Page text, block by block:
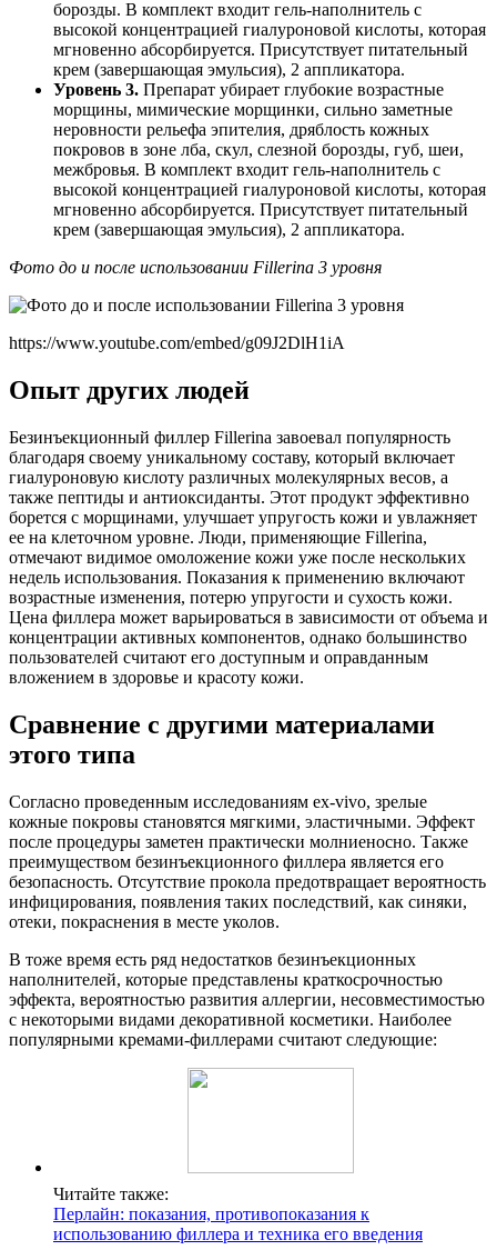
борозды. В комплект входит гель-наполнитель с
высокой концентрацией гиалуроновой кислоты, которая
мгновенно абсорбируется. Присутствует питательный
крем (завершающая эмульсия), 2 аппликатора.
Уровень 3. Препарат убирает глубокие возрастные
морщины, мимические морщинки, сильно заметные
неровности рельефа эпителия, дряблость кожных
покровов в зоне лба, скул, слезной борозды, губ, шеи,
межбровья. В комплект входит гель-наполнитель с
высокой концентрацией гиалуроновой кислоты, которая
мгновенно абсорбируется. Присутствует питательный
крем (завершающая эмульсия), 2 аппликатора.
Фото до и после использовании Fillerina 3 уровня
https://www.youtube.com/embed/g09J2DlH1iA
Опыт других людей
Безинъекционный филлер Fillerina завоевал популярность
благодаря своему уникальному составу, который включает
гиалуроновую кислоту различных молекулярных весов, а
также пептиды и антиоксиданты. Этот продукт эффективно
борется с морщинами, улучшает упругость кожи и увлажняет
ее на клеточном уровне. Люди, применяющие Fillerina,
отмечают видимое омоложение кожи уже после нескольких
недель использования. Показания к применению включают
возрастные изменения, потерю упругости и сухость кожи.
Цена филлера может варьироваться в зависимости от объема и
концентрации активных компонентов, однако большинство
пользователей считают его доступным и оправданным
вложением в здоровье и красоту кожи.
Сравнение с другими материалами
этого типа
Согласно проведенным исследованиям ex-vivo, зрелые
кожные покровы становятся мягкими, эластичными. Эффект
после процедуры заметен практически молниеносно. Также
преимуществом безинъекционного филлера является его
безопасность. Отсутствие прокола предотвращает вероятность
инфицирования, появления таких последствий, как синяки,
отеки, покраснения в месте уколов.
В тоже время есть ряд недостатков безинъекционных
наполнителей, которые представлены краткосрочностью
эффекта, вероятностью развития аллергии, несовместимостью
с некоторыми видами декоративной косметики. Наиболее
популярными кремами-филлерами считают следующие:
Читайте также:
Перлайн: показания, противопоказания к
использованию филлера и техника его введения